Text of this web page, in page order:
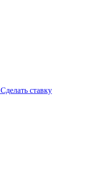
Сделать ставку